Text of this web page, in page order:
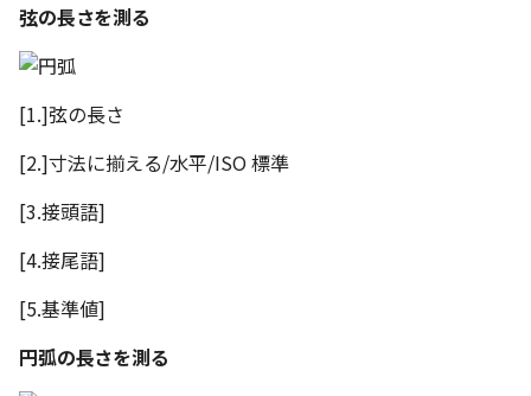
弦の長さを測る
[1.]弦の長さ
[2.]寸法に揃える/水平/ISO 標準
[3.接頭語]
[4.接尾語]
[5.基準値]
円弧の長さを測る